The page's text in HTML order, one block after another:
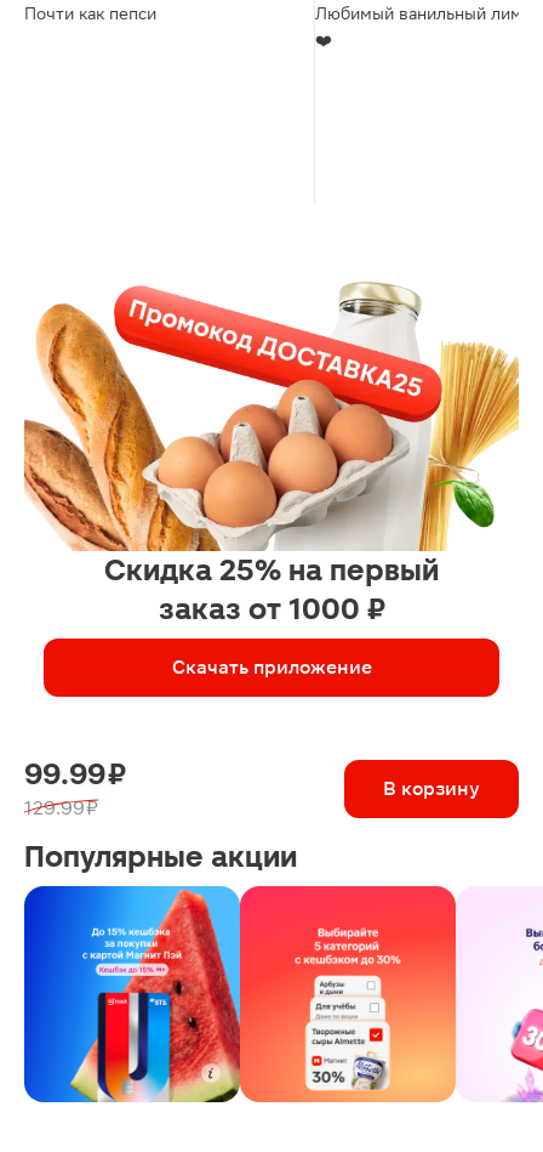
Почти как пепси
Любимый ванильный
❤️
Скидка 25% на первый
заказ от 1000 ₽
Скачать приложение
99.99 ₽
129.99 ₽
В корзину
Популярные акции